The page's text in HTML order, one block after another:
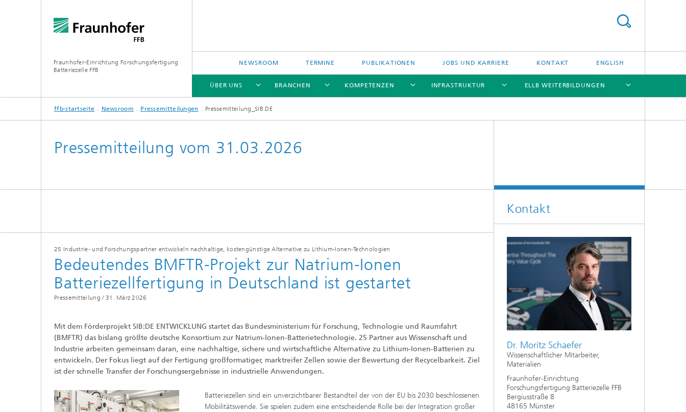
Fraunhofer-Einrichtung Forschungsfertigung
Batteriezelle FFB
NEWSROOM TERMINE PUBLIKATIONEN JOBS UND KARRIERE KONTAKT ENGLISH
ÜBER UNS
ÜBER UNS
BRANCHEN
BRANCHEN
KOMPETENZEN
KOMPETENZEN
INFRASTRUKTUR
INFRASTRUKTUR
ELLB WEITERBILDUNGEN
ELLB WEITERBILDUNGEN
Vertiefungsseminare
ffb-startseite Newsroom Pressemitteilungen Pressemitteilung_SIB.DE
Pressemitteilung vom 31.03.2026
25 Industrie- und Forschungspartner entwickeln nachhaltige, kostengünstige Alternative zu Lithium-Ionen-Technologien
Bedeutendes BMFTR-Projekt zur Natrium-Ionen
Batteriezellfertigung in Deutschland ist gestartet
Pressemitteilung / 31. März 2026
Mit dem Förderprojekt SIB:DE ENTWICKLUNG startet das Bundesministerium für Forschung, Technologie und Raumfahrt
(BMFTR) das bislang größte deutsche Konsortium zur Natrium-Ionen-Batterietechnologie. 25 Partner aus Wissenschaft und
Industrie arbeiten gemeinsam daran, eine nachhaltige, sichere und wirtschaftliche Alternative zu Lithium-Ionen-Batterien zu
entwickeln. Der Fokus liegt auf der Fertigung großformatiger, marktreifer Zellen sowie der Bewertung der Recycelbarkeit. Ziel
ist der schnelle Transfer der Forschungsergebnisse in industrielle Anwendungen.
Batteriezellen sind ein unverzichtbarer Bestandteil der von der EU bis 2030 beschlossenen
Mobilitätswende. Sie spielen zudem eine entscheidende Rolle bei der Integration großer
Kontakt
Dr. Moritz Schaefer
Wissenschaftlicher Mitarbeiter,
Materialien
Fraunhofer-Einrichtung
Forschungsfertigung Batteriezelle FFB
Bergiusstraße 8
48165 Münster